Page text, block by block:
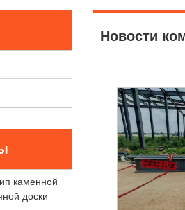
каменной
доски
Новости